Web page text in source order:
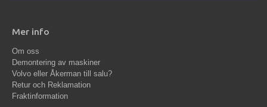
Mer info
Om oss
Demontering av maskiner
Volvo eller Åkerman till salu?
Retur och Reklamation
Fraktinformation